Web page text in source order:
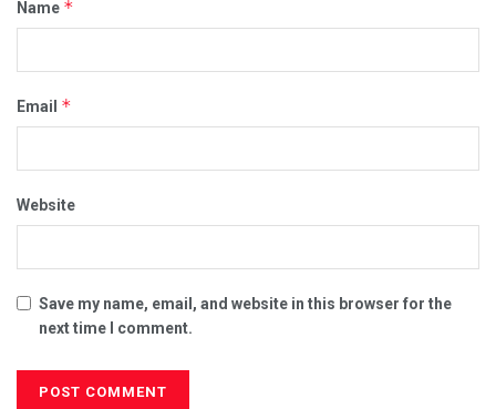
Name *
Email *
Website
Save my name, email, and website in this browser for the
next time I comment.